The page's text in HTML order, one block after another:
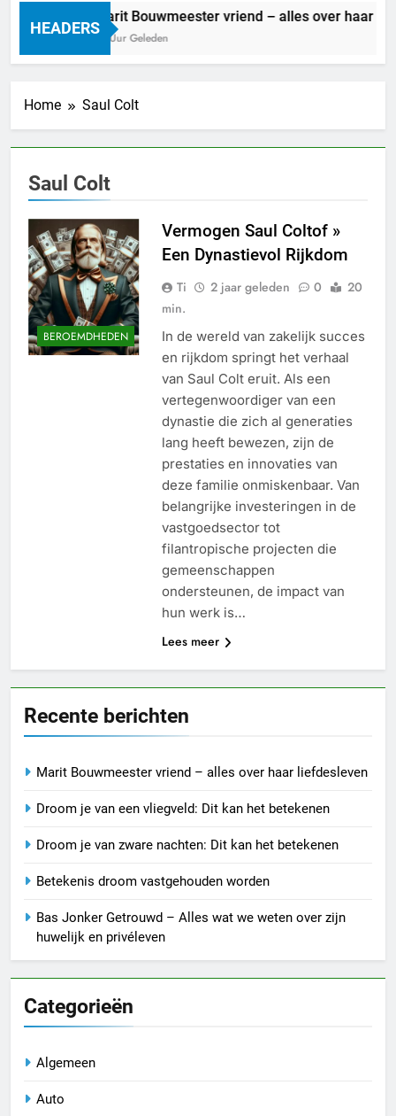
HEADERS
Marit Bouwmeester vriend – alles over haar
13 Uur Geleden
Home Saul Colt
Saul Colt
BEROEMDHEDEN
Vermogen Saul Coltof »
Een Dynastievol Rijkdom
Ti 2 jaar geleden 0
20
min.
In de wereld van zakelijk succes
en rijkdom springt het verhaal
van Saul Colt eruit. Als een
vertegenwoordiger van een
dynastie die zich al generaties
lang heeft bewezen, zijn de
prestaties en innovaties van
deze familie onmiskenbaar. Van
belangrijke investeringen in de
vastgoedsector tot
filantropische projecten die
gemeenschappen
ondersteunen, de impact van
hun werk is…
Lees meer
Recente berichten
Marit Bouwmeester vriend – alles over haar liefdesleven
Droom je van een vliegveld: Dit kan het betekenen
Droom je van zware nachten: Dit kan het betekenen
Betekenis droom vastgehouden worden
Bas Jonker Getrouwd – Alles wat we weten over zijn
huwelijk en privéleven
Categorieën
Algemeen
Auto